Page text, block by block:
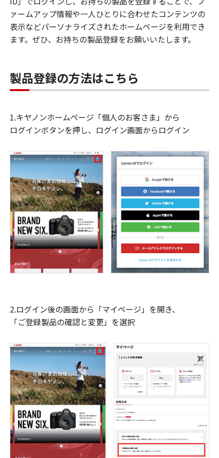
ァームアップ情報や一人ひとりに合わせたコンテンツの
表示などパーソナライズされたホームページを利用でき
ます。ぜひ、お持ちの製品登録をお願いいたします。
製品登録の方法はこちら
1.キヤノンホームページ「個人のお客さま」から
ログインボタンを押し、ログイン画面からログイン
2.ログイン後の画面から「マイページ」を開き、
「ご登録製品の確認と変更」を選択